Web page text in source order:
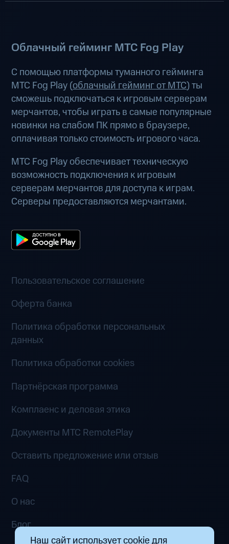
Наш сайт использует cookie для
Облачный гейминг МТС Fog Play
С помощью платформы туманного гейминга
МТС Fog Play (облачный гейминг от МТС) ты
сможешь подключаться к игровым серверам
мерчантов, чтобы играть в самые популярные
новинки на слабом ПК прямо в браузере,
оплачивая только стоимость игрового часа.
МТС Fog Play обеспечивает техническую
возможность подключения к игровым
серверам мерчантов для доступа к играм.
Серверы предоставляются мерчантами.
Пользовательское соглашение
Оферта банка
Политика обработки персональных
данных
Политика обработки cookies
Партнёрская программа
Комплаенс и деловая этика
Документы MTC RemotePlay
Оставить предложение или отзыв
FAQ
О нас
Блог